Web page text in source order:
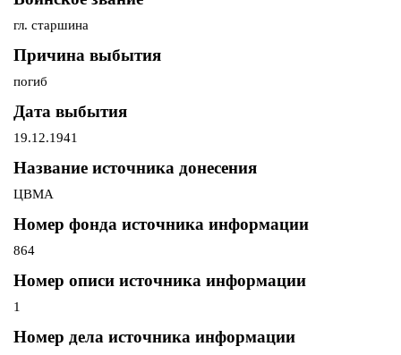
гл. старшина
Причина выбытия
погиб
Дата выбытия
19.12.1941
Название источника донесения
ЦВМА
Номер фонда источника информации
864
Номер описи источника информации
1
Номер дела источника информации